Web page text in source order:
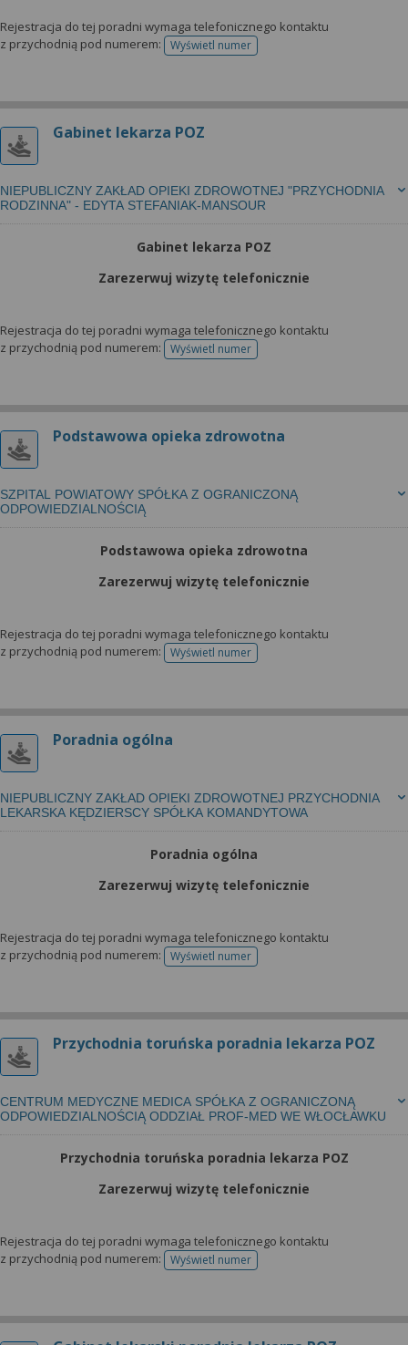
Rejestracja do tej poradni wymaga telefonicznego kontaktu
z przychodnią pod numerem:
Wyświetl numertelefonu do rejestracji
Gabinet lekarza POZ
NIEPUBLICZNY ZAKŁAD OPIEKI ZDROWOTNEJ "PRZYCHODNIA
RODZINNA" - EDYTA STEFANIAK-MANSOUR
Gabinet lekarza POZ
Zarezerwuj wizytę telefonicznie
Rejestracja do tej poradni wymaga telefonicznego kontaktu
z przychodnią pod numerem:
Wyświetl numertelefonu do rejestracji
Podstawowa opieka zdrowotna
SZPITAL POWIATOWY SPÓŁKA Z OGRANICZONĄ
ODPOWIEDZIALNOŚCIĄ
Podstawowa opieka zdrowotna
Zarezerwuj wizytę telefonicznie
Rejestracja do tej poradni wymaga telefonicznego kontaktu
z przychodnią pod numerem:
Wyświetl numertelefonu do rejestracji
Poradnia ogólna
NIEPUBLICZNY ZAKŁAD OPIEKI ZDROWOTNEJ PRZYCHODNIA
LEKARSKA KĘDZIERSCY SPÓŁKA KOMANDYTOWA
Poradnia ogólna
Zarezerwuj wizytę telefonicznie
Rejestracja do tej poradni wymaga telefonicznego kontaktu
z przychodnią pod numerem:
Wyświetl numertelefonu do rejestracji
Przychodnia toruńska poradnia lekarza POZ
CENTRUM MEDYCZNE MEDICA SPÓŁKA Z OGRANICZONĄ
ODPOWIEDZIALNOŚCIĄ ODDZIAŁ PROF-MED WE WŁOCŁAWKU
Przychodnia toruńska poradnia lekarza POZ
Zarezerwuj wizytę telefonicznie
Rejestracja do tej poradni wymaga telefonicznego kontaktu
z przychodnią pod numerem:
Wyświetl numertelefonu do rejestracji